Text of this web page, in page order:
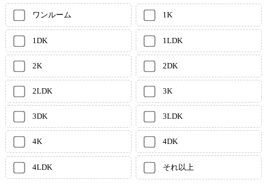
ワンルーム 1K
1DK 1LDK
2K 2DK
2LDK 3K
3DK 3LDK
4K 4DK
4LDK それ以上